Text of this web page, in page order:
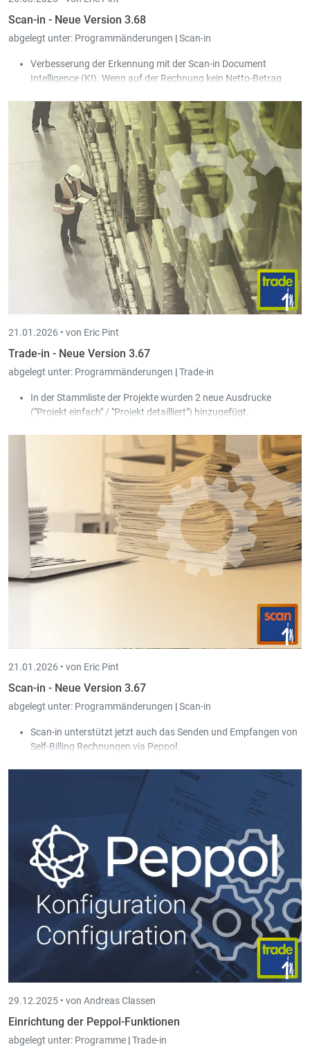
Scan-in - Neue Version 3.68
abgelegt unter: Programmänderungen |Scan-in
Verbesserung der Erkennung mit der Scan-in Document
Intelligence (KI). Wenn auf der Rechnung kein Netto-Betrag
MwSt.-Betrags.
Erweiterte Unterstützung zum Empfangen von Peppol Self-
Billing Rechnungen.
Bei der interaktiven Übergabe von Finanzoperationen nach
Book-in wird das Übergeben von Detailzeilen unterstützt.
21.01.2026 • von Eric Pint
Trade-in - Neue Version 3.67
abgelegt unter: Programmänderungen |Trade-in
In der Stammliste der Projekte wurden 2 neue Ausdrucke
("Projekt einfach" / "Projekt detailliert") hinzugefügt.
In den Parametern (Reiter "Allgemein - Peppol") können die
Ausdruckziele definiert werden, die beim Kunden hinterlegt
werden, wenn die Peppol-ID durch das System automatisch
21.01.2026 • von Eric Pint
Scan-in - Neue Version 3.67
abgelegt unter: Programmänderungen |Scan-in
Scan-in unterstützt jetzt auch das Senden und Empfangen von
Self-Billing Rechnungen via Peppol.
Neue Kolonne in der Dokumentliste die die Herkunft des
Dokumentes angibt (z.B. ob importiert, per E-Mail, per Peppol
29.12.2025 • von Andreas Classen
Einrichtung der Peppol-Funktionen
abgelegt unter: Programme |Trade-in